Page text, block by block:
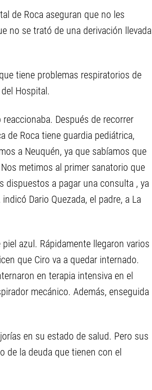
de Roca aseguran que no les
no se trató de una derivación llevada
tiene problemas respiratorios de
Hospital.
Después de recorrer
de Roca tiene guardia pediátrica,
a Neuquén, ya que sabíamos que
metimos al primer sanatorio que
dispuestos a pagar una consulta , ya
Dario Quezada, el padre, a La
azul. Rápidamente llegaron varios
que Ciro va a quedar internado.
en terapia intensiva en el
mecánico. Además, enseguida
en su estado de salud. Pero sus
de la deuda que tienen con el